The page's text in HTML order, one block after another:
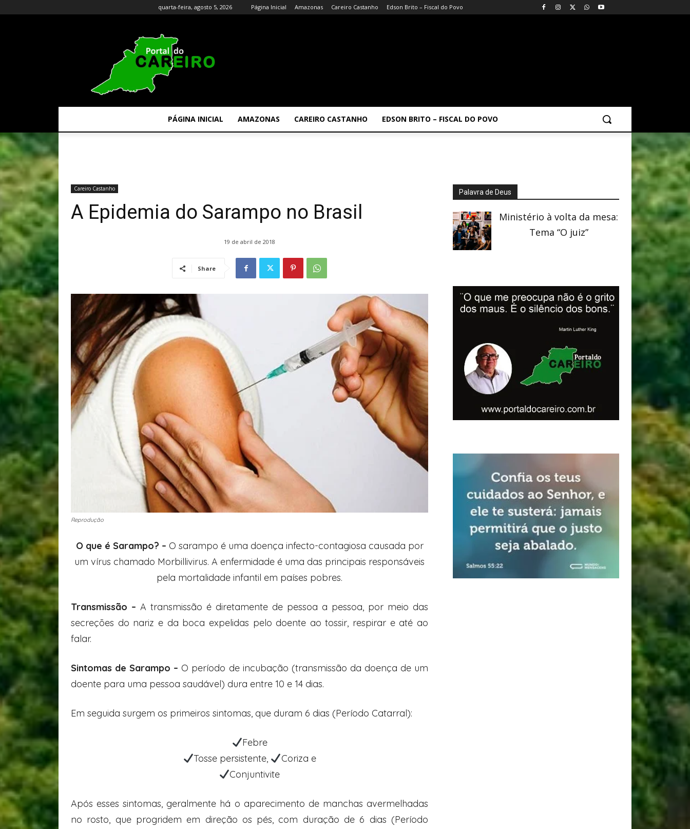
quarta-feira, agosto 5, 2026 Página Inicial Amazonas Careiro Castanho Edson Brito – Fiscal do Povo
PÁGINA INICIAL AMAZONAS CAREIRO CASTANHO EDSON BRITO – FISCAL DO POVO
Careiro Castanho
A Epidemia do Sarampo no Brasil
19 de abril de 2018
Share
Reprodução
O que é Sarampo? – O sarampo é uma doença infecto-contagiosa causada por
um vírus chamado Morbillivirus. A enfermidade é uma das principais responsáveis
pela mortalidade infantil em países pobres.
Transmissão – A transmissão é diretamente de pessoa a pessoa, por meio das
secreções do nariz e da boca expelidas pelo doente ao tossir, respirar e até ao
falar.
Sintomas de Sarampo –O período de incubação (transmissão da doença de um
doente para uma pessoa saudável) dura entre 10 e 14 dias.
Em seguida surgem os primeiros sintomas, que duram 6 dias (Período Catarral):
Febre
Tosse persistente,
Coriza e
Conjuntivite
Após esses sintomas, geralmente há o aparecimento de manchas avermelhadas
no rosto, que progridem em direção os pés, com duração de 6 dias (Período
Palavra de Deus
Ministério à volta da mesa:
Tema “O juiz”